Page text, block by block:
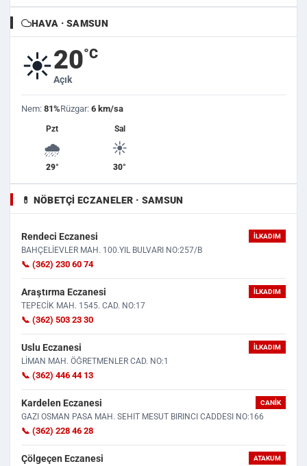
HAVA · SAMSUN
☀️20°C
Açık
Nem: 81%Rüzgar: 6 km/sa
Pzt
🌧️
29°
Sal
☀️
30°
💊 NÖBETÇI ECZANELER · SAMSUN
Rendeci Eczanesi İLKADIM
BAHÇELİEVLER MAH. 100.YIL BULVARI NO:257/B
📞 (362) 230 60 74
Araştırma Eczanesi İLKADIM
TEPECİK MAH. 1545. CAD. NO:17
📞 (362) 503 23 30
Uslu Eczanesi İLKADIM
LİMAN MAH. ÖĞRETMENLER CAD. NO:1
📞 (362) 446 44 13
Kardelen Eczanesi CANIK
GAZI OSMAN PASA MAH. SEHIT MESUT BIRINCI CADDESI NO:166
📞 (362) 228 46 28
Çölgeçen Eczanesi ATAKUM